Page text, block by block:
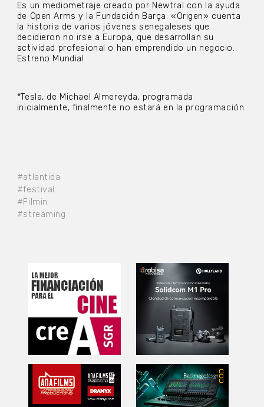
#atlantida
#festival
#Filmin
#streaming
Es un mediometraje creado por Newtral con la ayuda
de Open Arms y la Fundación Barça. «Origen» cuenta
la historia de varios jóvenes senegaleses que
decidieron no irse a Europa, que desarrollan su
actividad profesional o han emprendido un negocio.
Estreno Mundial
*Tesla, de Michael Almereyda, programada
inicialmente, finalmente no estará en la programación.